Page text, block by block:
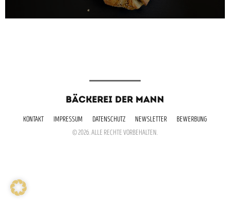
BÄCKEREI DER MANN
KONTAKT IMPRESSUM DATENSCHUTZ NEWSLETTER
BEWERBUNG
© 2026. ALLE RECHTE VORBEHALTEN.